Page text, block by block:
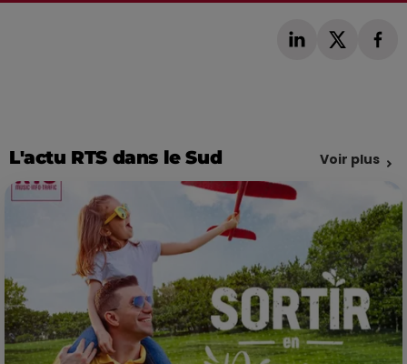
L'actu RTS dans le Sud Voir plus